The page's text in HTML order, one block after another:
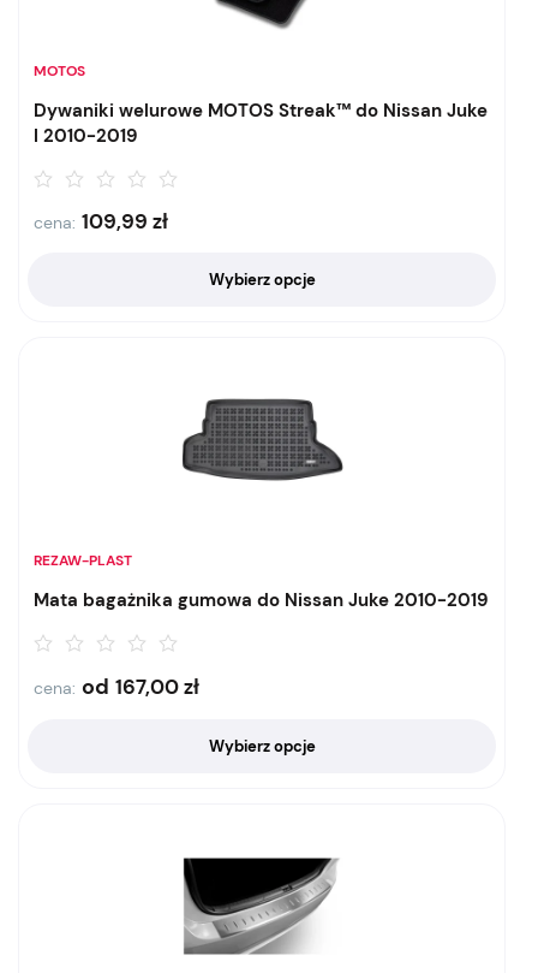
MOTOS
Dywaniki welurowe MOTOS Streak™ do Nissan Juke
I 2010-2019
cena: 109,99 zł
Wybierz opcje
REZAW-PLAST
Mata bagażnika gumowa do Nissan Juke 2010-2019
cena: od 167,00zł
Wybierz opcje